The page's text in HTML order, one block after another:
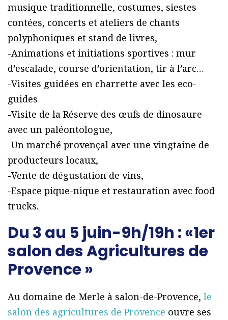
musique traditionnelle, costumes, siestes
contées, concerts et ateliers de chants
polyphoniques et stand de livres,
-Animations et initiations sportives : mur
d’escalade, course d’orientation, tir à l’arc…
-Visites guidées en charrette avec les eco-
guides
-Visite de la Réserve des œufs de dinosaure
avec un paléontologue,
-Un marché provençal avec une vingtaine de
producteurs locaux,
-Vente de dégustation de vins,
-Espace pique-nique et restauration avec food
trucks.
Du 3 au 5 juin-9h/19h : «1er
salon des Agricultures de
Provence »
Au domaine de Merle à salon-de-Provence, le
salon des agricultures de Provence ouvre ses